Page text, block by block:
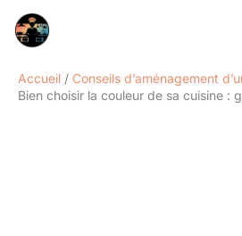
Accueil
Conseils d’aménagement
Bien choisir la couleur de sa cuisine :
Rechercher